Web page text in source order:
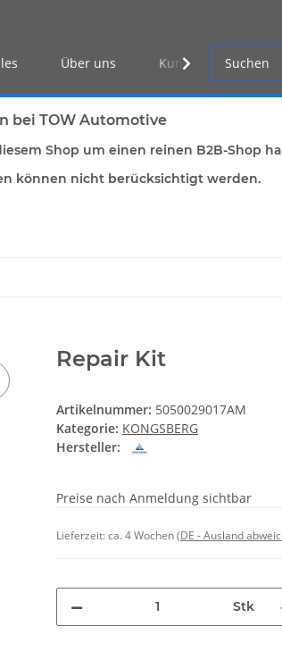
Über uns Kunden Log-in
bei TOW Automotive
Shop um einen reinen B2B-Shop
können nicht berücksichtigt werden.
Repair Kit
Artikelnummer: 5050029017AM
Kategorie: KONGSBERG
Hersteller:
Preise nach Anmeldung sichtbar
Lieferzeit:ca. 4 Wochen(DE - Ausland
Stk